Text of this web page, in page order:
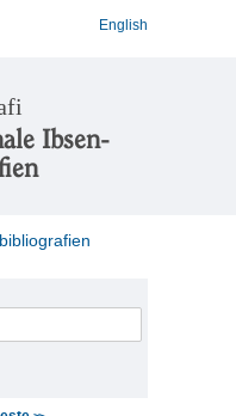
English
Ibsen-